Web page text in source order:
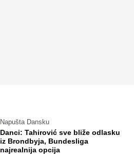
Napušta Dansku
Danci: Tahirović sve bliže odlasku
iz Brondbyja, Bundesliga
najrealnija opcija